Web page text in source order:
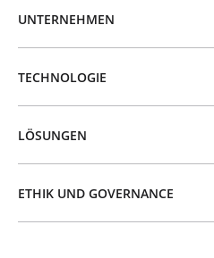
UNTERNEHMEN
TECHNOLOGIE
LÖSUNGEN
ETHIK UND GOVERNANCE